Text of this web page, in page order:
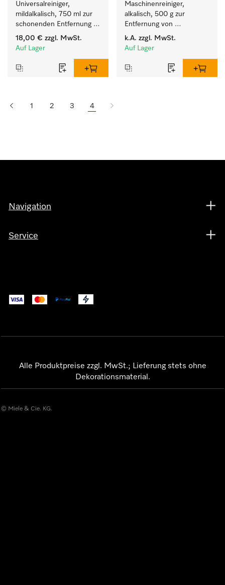
Universalreiniger,
mildalkalisch, 750 ml zur
schonenden Entfernung
von Fettrückständen und
Schmutz.
18,00 € zzgl. MwSt.
Auf Lager
Maschinenreiniger,
alkalisch, 500 g zur
Entfernung von
hartnäckigen
Stärkebelägen.
k.A. zzgl. MwSt.
Auf Lager
1 2 3 4
Navigation
Service
Alle Produktpreise zzgl. MwSt.; Lieferung stets ohne
Dekorationsmaterial.
© Miele & Cie. KG.